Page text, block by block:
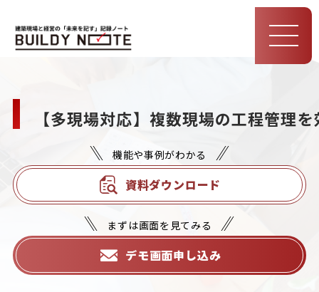
MEN
U
【多現場対応】複数現場の工程管理
機能や事例がわかる
資料ダウンロード
まずは画面を見てみる
デモ画面申し込み